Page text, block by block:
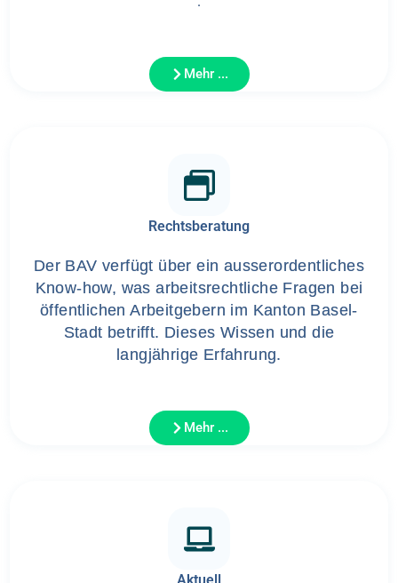
Mehr ...
Rechtsberatung
Der BAV verfügt über ein ausserordentliches
Know-how, was arbeitsrechtliche Fragen bei
öffentlichen Arbeitgebern im Kanton Basel-
Stadt betrifft. Dieses Wissen und die
langjährige Erfahrung.
Mehr ...